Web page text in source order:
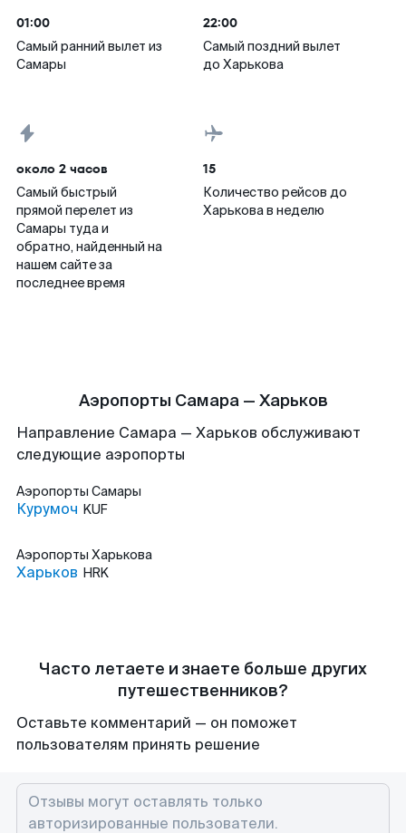
01:00
Самый ранний вылет из
Самары
22:00
Самый поздний вылет
до Харькова
около 2 часов
Самый быстрый
прямой перелет из
Самары туда и
обратно, найденный на
нашем сайте за
последнее время
15
Количество рейсов до
Харькова в неделю
Аэропорты Самара — Харьков
Направление Самара — Харьков обслуживают
следующие аэропорты
Аэропорты Самары
Курумоч KUF
Аэропорты Харькова
Харьков HRK
Часто летаете и знаете больше других
путешественников?
Оставьте комментарий — он поможет
пользователям принять решение